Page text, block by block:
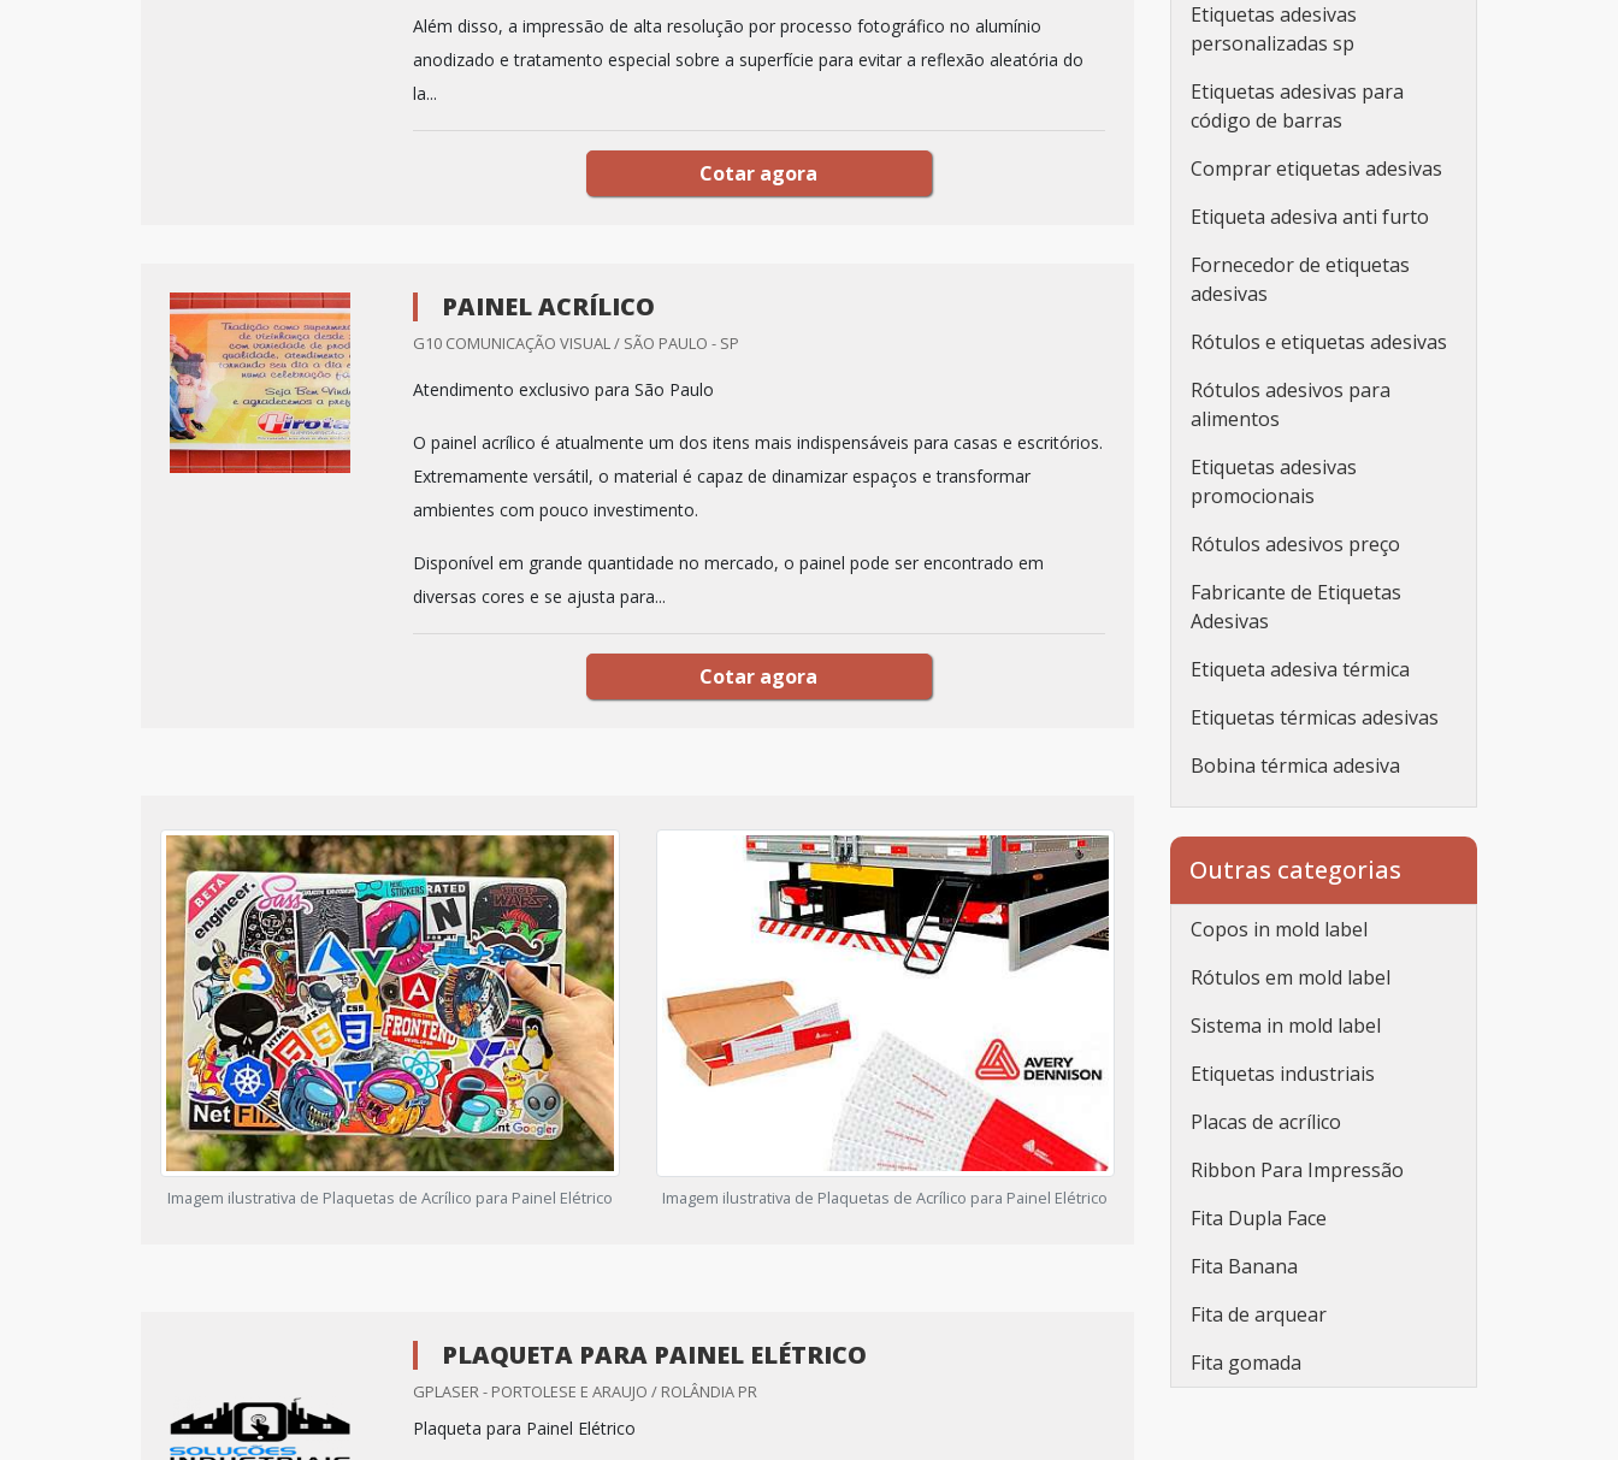
Além disso, a impressão de alta resolução por processo fotográfico no alumínio
anodizado e tratamento especial sobre a superfície para evitar a reflexão aleatória do
la...
Cotar agora
PAINEL ACRÍLICO
G10 COMUNICAÇÃO VISUAL / SÃO PAULO - SP
Atendimento exclusivo para São Paulo
O painel acrílico é atualmente um dos itens mais indispensáveis para casas e escritórios.
Extremamente versátil, o material é capaz de dinamizar espaços e transformar
ambientes com pouco investimento.
Disponível em grande quantidade no mercado, o painel pode ser encontrado em
diversas cores e se ajusta para...
Cotar agora
Imagem ilustrativa de Plaquetas de Acrílico para Painel Elétrico Imagem ilustrativa de Plaquetas de Acrílico para Painel Elétrico
PLAQUETA PARA PAINEL ELÉTRICO
GPLASER - PORTOLESE E ARAUJO / ROLÂNDIA PR
Plaqueta para Painel Elétrico
Etiquetas adesivas
personalizadas sp
Etiquetas adesivas para
código de barras
Comprar etiquetas adesivas
Etiqueta adesiva anti furto
Fornecedor de etiquetas
adesivas
Rótulos e etiquetas adesivas
Rótulos adesivos para
alimentos
Etiquetas adesivas
promocionais
Rótulos adesivos preço
Fabricante de Etiquetas
Adesivas
Etiqueta adesiva térmica
Etiquetas térmicas adesivas
Bobina térmica adesiva
Etiqueta adesiva
personalizada
Etiqueta adesiva
personalizada rolo
Adesivos personalizados
adesivas promocionais
Etiqueta adesiva redonda
personalizado
Etiqueta adesiva branca
Etiqueta adesiva branca a4
Lacre de segurança adesivo
Outras categorias
Copos in mold label
Rótulos em mold label
Sistema in mold label
Etiquetas industriais
Placas de acrílico
Ribbon Para Impressão
Fita Dupla Face
Fita Banana
Fita de arquear
Fita gomada